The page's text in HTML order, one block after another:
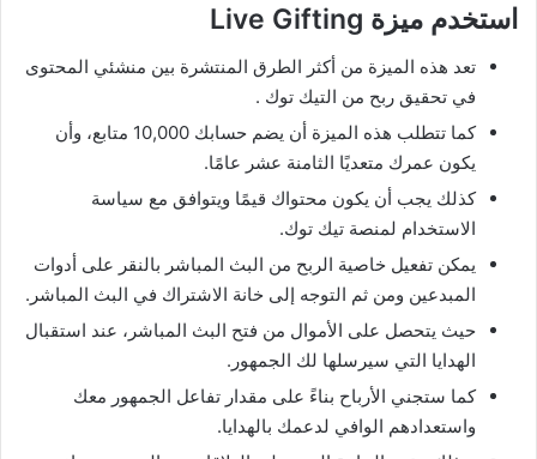
استخدم ميزة Live Gifting
تعد هذه الميزة من أكثر الطرق المنتشرة بين منشئي المحتوى
في تحقيق ربح من التيك توك .
كما تتطلب هذه الميزة أن يضم حسابك 10,000 متابع، وأن
يكون عمرك متعديًا الثامنة عشر عامًا.
كذلك يجب أن يكون محتواك قيمًا ويتوافق مع سياسة
الاستخدام لمنصة تيك توك.
يمكن تفعيل خاصية الربح من البث المباشر بالنقر على أدوات
المبدعين ومن ثم التوجه إلى خانة الاشتراك في البث المباشر.
حيث يتحصل على الأموال من فتح البث المباشر، عند استقبال
الهدايا التي سيرسلها لك الجمهور.
كما ستجني الأرباح بناءً على مقدار تفاعل الجمهور معك
واستعدادهم الوافي لدعمك بالهدايا.